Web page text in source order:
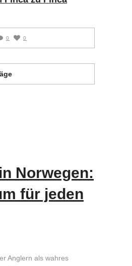
0 0
Norwegen:
für jeden
Anglern als wahres